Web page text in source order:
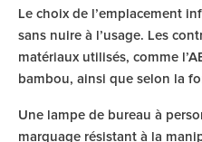
Le choix de l’emplacement
sans nuire à l’usage. Les
matériaux utilisés, comme
bambou, ainsi que selon la
Une lampe de bureau à
marquage résistant à la